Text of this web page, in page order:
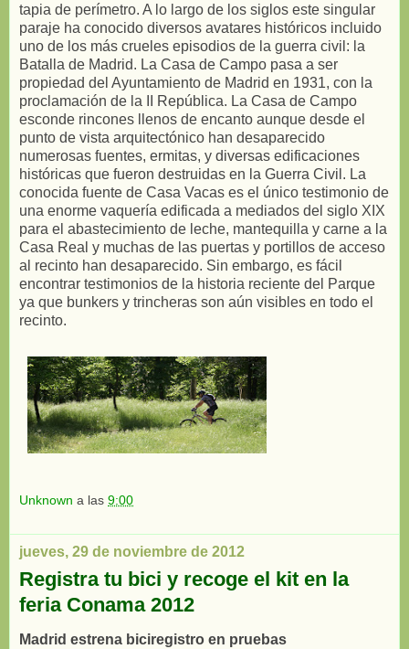
tapia de perímetro. A lo largo de los siglos este singular
paraje ha conocido diversos avatares históricos incluido
uno de los más crueles episodios de la guerra civil: la
Batalla de Madrid. La Casa de Campo pasa a ser
propiedad del Ayuntamiento de Madrid en 1931, con la
proclamación de la II República. La Casa de Campo
esconde rincones llenos de encanto aunque desde el
punto de vista arquitectónico han desaparecido
numerosas fuentes, ermitas, y diversas edificaciones
históricas que fueron destruidas en la Guerra Civil. La
conocida fuente de Casa Vacas es el único testimonio de
una enorme vaquería edificada a mediados del siglo XIX
para el abastecimiento de leche, mantequilla y carne a la
Casa Real y muchas de las puertas y portillos de acceso
al recinto han desaparecido. Sin embargo, es fácil
encontrar testimonios de la historia reciente del Parque
ya que bunkers y trincheras son aún visibles en todo el
recinto.
Unknown a las 9:00
jueves, 29 de noviembre de 2012
Registra tu bici y recoge el kit en la
feria Conama 2012
Madrid estrena biciregistro en pruebas